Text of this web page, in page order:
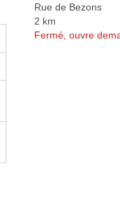
Rue de Bezons
2 km
Fermé, ouvre